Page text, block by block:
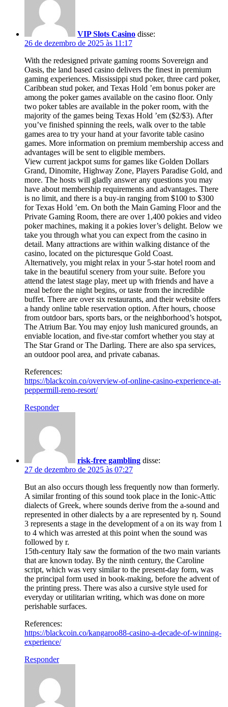
VIP Slots Casino disse:
26 de dezembro de 2025 às 11:17
With the redesigned private gaming rooms Sovereign and
Oasis, the land based casino delivers the finest in premium
gaming experiences. Mississippi stud poker, three card poker,
Caribbean stud poker, and Texas Hold ’em bonus poker are
among the poker games available on the casino floor. Only
two poker tables are available in the poker room, with the
majority of the games being Texas Hold ’em ($2/$3). After
you’ve finished spinning the reels, walk over to the table
games area to try your hand at your favorite table casino
games. More information on premium membership access and
advantages will be sent to eligible members.
View current jackpot sums for games like Golden Dollars
Grand, Dinomite, Highway Zone, Players Paradise Gold, and
more. The hosts will gladly answer any questions you may
have about membership requirements and advantages. There
is no limit, and there is a buy-in ranging from $100 to $300
for Texas Hold ’em. On both the Main Gaming Floor and the
Private Gaming Room, there are over 1,400 pokies and video
poker machines, making it a pokies lover’s delight. Below we
take you through what you can expect from the casino in
detail. Many attractions are within walking distance of the
casino, located on the picturesque Gold Coast.
Alternatively, you might relax in your 5-star hotel room and
take in the beautiful scenery from your suite. Before you
attend the latest stage play, meet up with friends and have a
meal before the night begins, or taste from the incredible
buffet. There are over six restaurants, and their website offers
a handy online table reservation option. After hours, choose
from outdoor bars, sports bars, or the neighborhood’s hotspot,
The Atrium Bar. You may enjoy lush manicured grounds, an
enviable location, and five-star comfort whether you stay at
The Star Grand or The Darling. There are also spa services,
an outdoor pool area, and private cabanas.
References:
https://blackcoin.co/overview-of-online-casino-experience-at-
peppermill-reno-resort/
Responder
risk-free gambling disse:
27 de dezembro de 2025 às 07:27
But an also occurs though less frequently now than formerly.
A similar fronting of this sound took place in the Ionic-Attic
dialects of Greek, where sounds derive from the a-sound and
represented in other dialects by a are represented by η. Sound
3 represents a stage in the development of a on its way from 1
to 4 which was arrested at this point when the sound was
followed by r.
15th-century Italy saw the formation of the two main variants
that are known today. By the ninth century, the Caroline
script, which was very similar to the present-day form, was
the principal form used in book-making, before the advent of
the printing press. There was also a cursive style used for
everyday or utilitarian writing, which was done on more
perishable surfaces.
References:
https://blackcoin.co/kangaroo88-casino-a-decade-of-winning-
experience/
Responder